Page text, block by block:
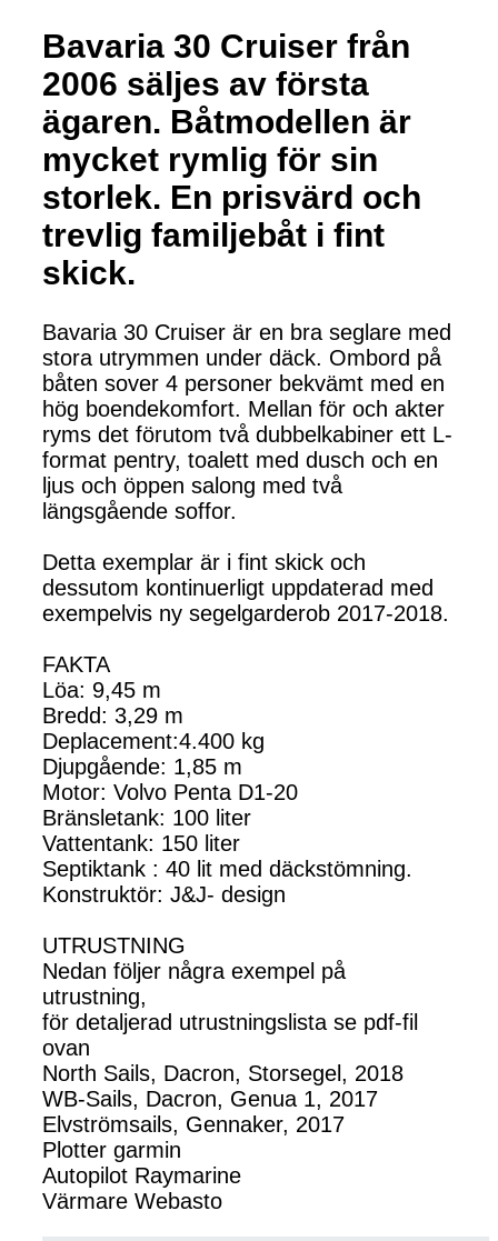
Bavaria 30 Cruiser från
2006 säljes av första
ägaren. Båtmodellen är
mycket rymlig för sin
storlek. En prisvärd och
trevlig familjebåt i fint
skick.
Bavaria 30 Cruiser är en bra seglare med
stora utrymmen under däck. Ombord på
båten sover 4 personer bekvämt med en
hög boendekomfort. Mellan för och akter
ryms det förutom två dubbelkabiner ett L-
format pentry, toalett med dusch och en
ljus och öppen salong med två
längsgående soffor.
Detta exemplar är i fint skick och
dessutom kontinuerligt uppdaterad med
exempelvis ny segelgarderob 2017-2018.
FAKTA
Löa: 9,45 m
Bredd: 3,29 m
Deplacement:4.400 kg
Djupgående: 1,85 m
Motor: Volvo Penta D1-20
Bränsletank: 100 liter
Vattentank: 150 liter
Septiktank : 40 lit med däckstömning.
Konstruktör: J&J- design
UTRUSTNING
Nedan följer några exempel på
utrustning,
för detaljerad utrustningslista se pdf-fil
ovan
North Sails, Dacron, Storsegel, 2018
WB-Sails, Dacron, Genua 1, 2017
Elvströmsails, Gennaker, 2017
Plotter garmin
Autopilot Raymarine
Värmare Webasto